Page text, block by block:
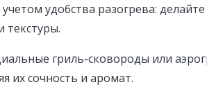
удобства разогрева:
текстуры.
гриль-сковороды или
их сочность и аромат.